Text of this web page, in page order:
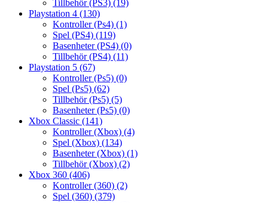
Tillbehör (PS3) (19)
Playstation 4 (130)
Kontroller (Ps4) (1)
Spel (PS4) (119)
Basenheter (PS4) (0)
Tillbehör (PS4) (11)
Playstation 5 (67)
Kontroller (Ps5) (0)
Spel (Ps5) (62)
Tillbehör (Ps5) (5)
Basenheter (Ps5) (0)
Xbox Classic (141)
Kontroller (Xbox) (4)
Spel (Xbox) (134)
Basenheter (Xbox) (1)
Tillbehör (Xbox) (2)
Xbox 360 (406)
Kontroller (360) (2)
Spel (360) (379)